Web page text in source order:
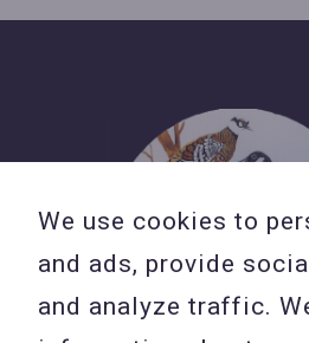
We use cookies to
and ads, provide
and analyze traffic.